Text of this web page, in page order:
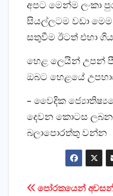
අපට මෙන්ම ලංකා
සියල්ලටම වඩා
සතුවීම ඊටත් එහා
හෙළ ලෙයින් උපන්
ඔබට හෙළයේ
– වෛදික
දෙවන කොටස ලබන
බලාපොරත්තු වන්න
පෝරකයෙන්